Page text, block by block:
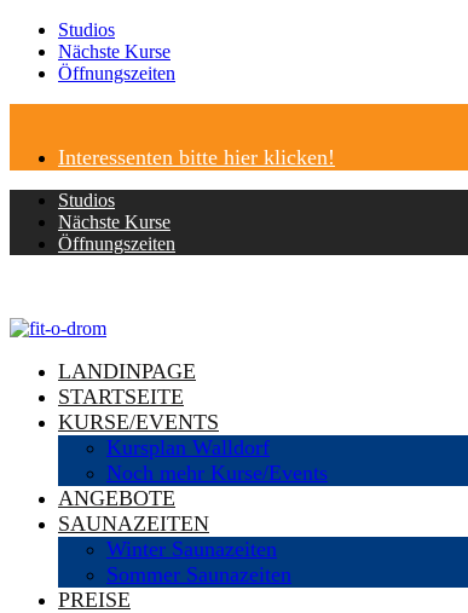
Studios
Nächste Kurse
Öffnungszeiten
Interessenten bitte hier klicken!
Studios
Nächste Kurse
Öffnungszeiten
LANDINPAGE
STARTSEITE
KURSE/EVENTS
Kursplan Walldorf
Noch mehr Kurse/Events
ANGEBOTE
SAUNAZEITEN
Winter Saunazeiten
Sommer Saunazeiten
PREISE